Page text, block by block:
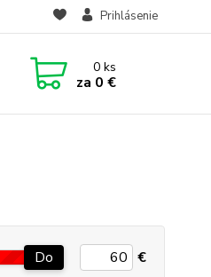
Prihlásenie
0ks
za 0 €
Do €